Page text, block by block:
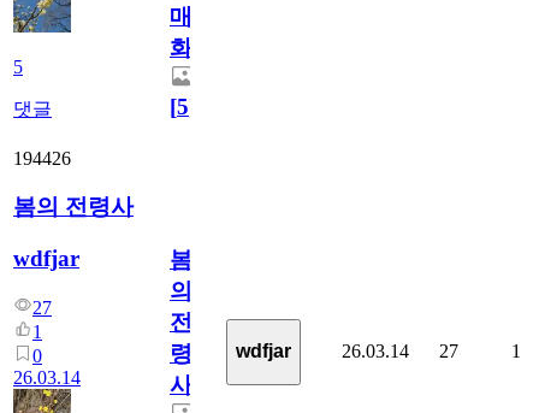
5
댓글
매
화
[5]
194426
봄의 전령사
wdfjar
27
1
0
26.03.14
봄
의
전
령
사
wdfjar 26.03.14 27 1